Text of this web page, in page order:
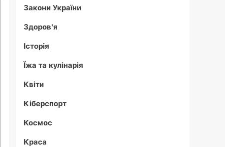
Закони України
Здоров'я
Історія
Їжа та кулінарія
Квіти
Кіберспорт
Космос
Краса